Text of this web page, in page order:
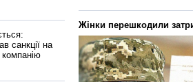
санкції на
Жінки перешкодили